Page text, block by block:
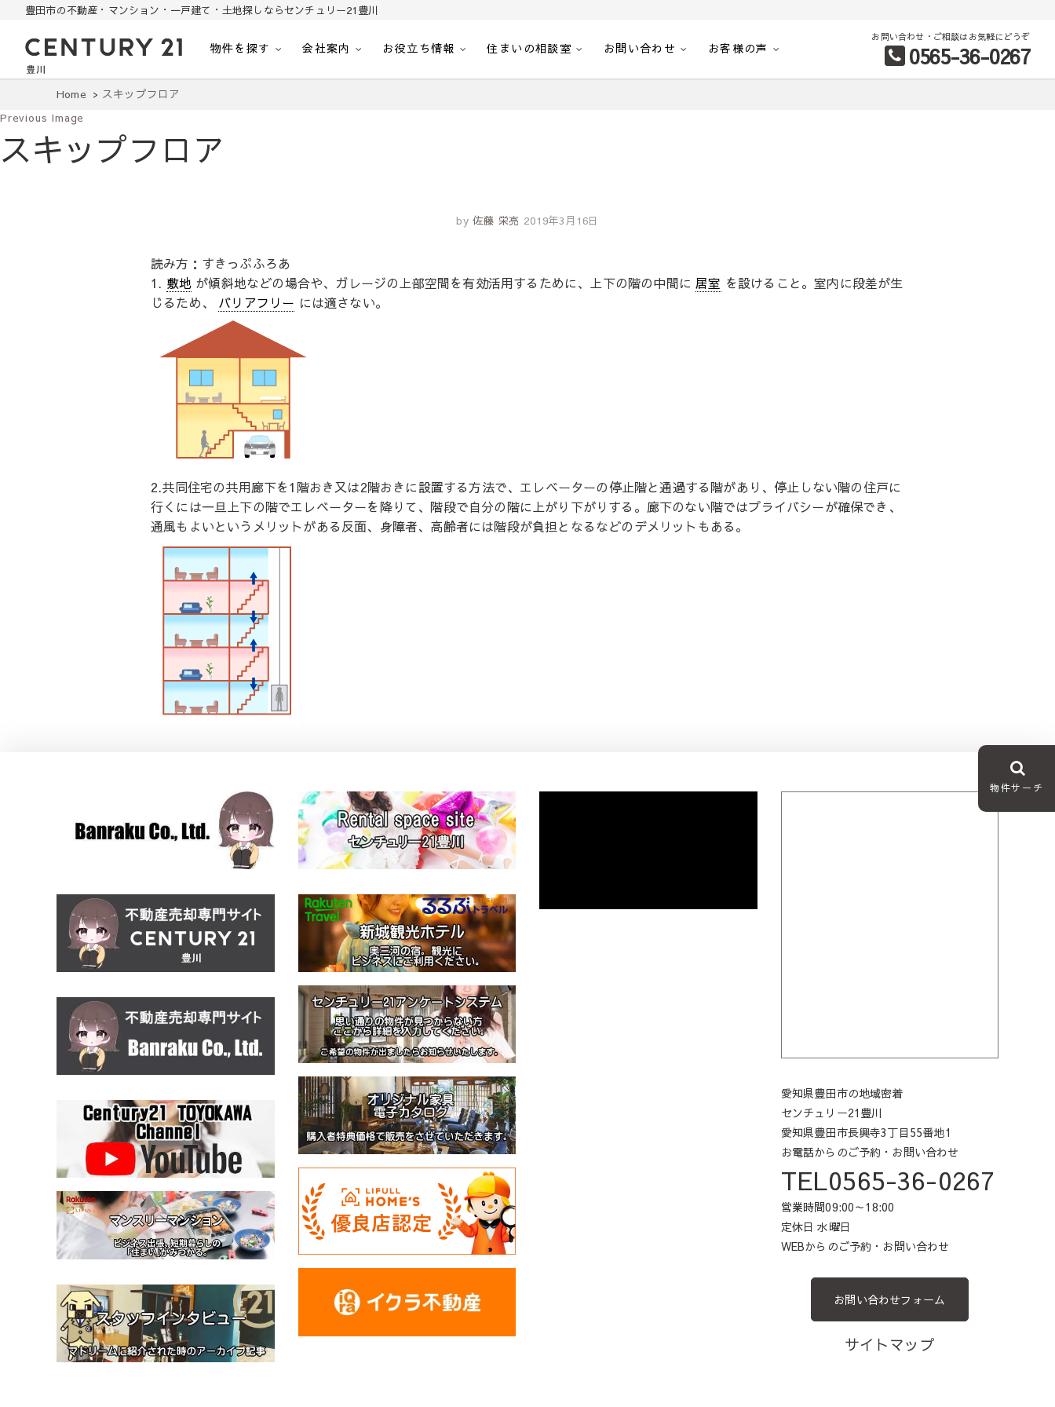
豊田市の不動産・マンション・一戸建て・土地探しならセンチュリー21豊川
豊田市の中古住宅・土地・リノベ物件探し｜センチュリー21豊川
物件を探す 会社案内 お役立ち情報 住まいの相談室 お問い合わせ お客様の声
お問い合わせ・ご相談はお気軽にどうぞ
0565-36-0267
Home スキップフロア
Previous Image
スキップフロア
by 佐藤 栄亮 2019年3月16日
読み方：すきっぷふろあ
1. 敷地 が傾斜地などの場合や、ガレージの上部空間を有効活用するために、上下の階の中間に 居室 を設けること。室内に段差が生
じるため、 バリアフリー には適さない。
2.共同住宅の共用廊下を1階おき又は2階おきに設置する方法で、エレベーターの停止階と通過する階があり、停止しない階の住戸に
行くには一旦上下の階でエレベーターを降りて、階段で自分の階に上がり下がりする。廊下のない階ではプライバシーが確保でき、
通風もよいというメリットがある反面、身障者、高齢者には階段が負担となるなどのデメリットもある。
物件サーチ
愛知県豊田市の地域密着
センチュリー21豊川
愛知県豊田市長興寺3丁目55番地1
お電話からのご予約・お問い合わせ
TEL0565-36-0267
営業時間09:00～18:00
定休日 水曜日
WEBからのご予約・お問い合わせ
お問い合わせフォーム
サイトマップ